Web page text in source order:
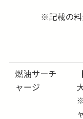
※記載の料
燃油サーチ
ャージ